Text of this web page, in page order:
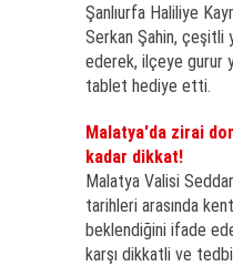
Şanlıurfa Haliliye
Serkan Şahin, çeşitli
ederek, ilçeye gurur
tablet hediye etti.
Malatya'da zirai
kadar dikkat!
Malatya Valisi
tarihleri arasında
beklendiğini ifade
karşı dikkatli ve